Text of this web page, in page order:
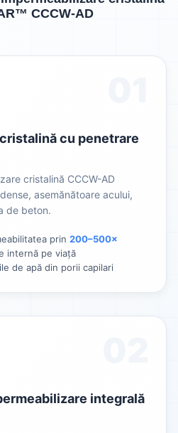
CCCW-AD
cu penetrare
cristalină CCCW-AD
asemănătoare acului,
de beton.
prin 200–500×
internă pe viață
de apă din porii capilari
integrală